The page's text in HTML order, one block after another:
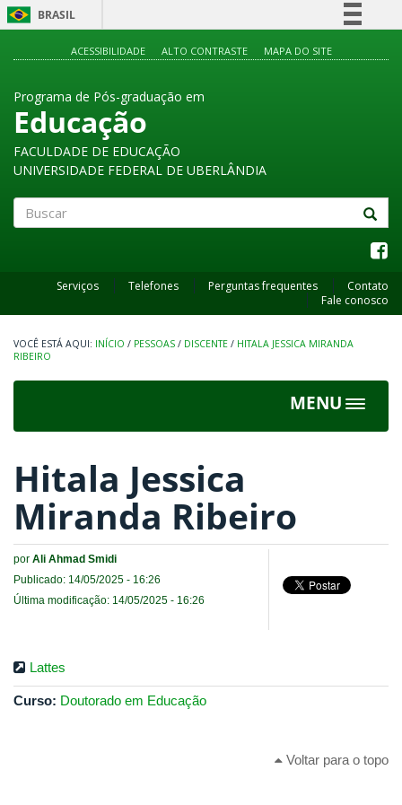
BRASIL
Canais
ACESSIBILIDADE ALTO CONTRASTE MAPA DO SITE
Programa de Pós-graduação em
Educação
FACULDADE DE EDUCAÇÃO
UNIVERSIDADE FEDERAL DE UBERLÂNDIA
Serviços Telefones Perguntas frequentes
Contato
Fale conosco
INÍCIO / PESSOAS / DISCENTE / HITALA JESSICA MIRANDA
RIBEIRO
MENU
Toggle
Hitala Jessica
Miranda Ribeiro
por Ali Ahmad Smidi
Publicado: 14/05/2025 - 16:26
Última modificação: 14/05/2025 - 16:26
Lattes
Curso: Doutorado em Educação
Voltar para o topo